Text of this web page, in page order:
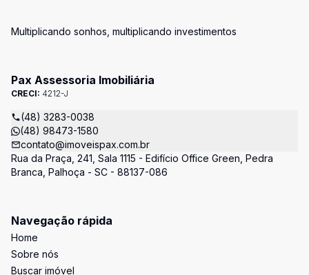
Multiplicando sonhos, multiplicando investimentos
Pax Assessoria Imobiliária
CRECI: 4212-J
(48) 3283-0038
(48) 98473-1580
contato@imoveispax.com.br
Rua da Praça, 241, Sala 1115 - Edifício Office Green, Pedra
Branca, Palhoça - SC - 88137-086
Navegação rápida
Home
Sobre nós
Buscar imóvel